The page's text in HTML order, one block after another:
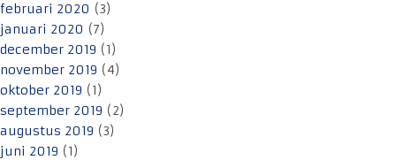
februari 2020 (3)
januari 2020 (7)
december 2019 (1)
november 2019 (4)
oktober 2019 (1)
september 2019 (2)
augustus 2019 (3)
juni 2019 (1)